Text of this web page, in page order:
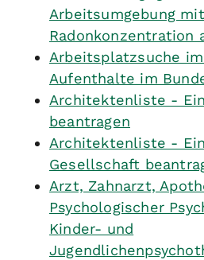
Arbeitsumgebung
Radonkonzentration
Arbeitsplatzsuche
Aufenthalte im
Architektenliste -
beantragen
Architektenliste -
Gesellschaft
Arzt, Zahnarzt,
Psychologischer
Kinder- und